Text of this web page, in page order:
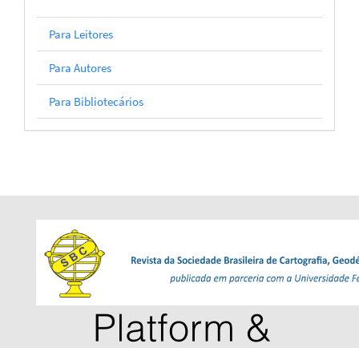
Para Leitores
Para Autores
Para Bibliotecários